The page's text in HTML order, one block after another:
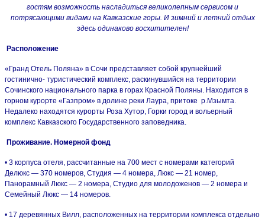
гостям возможность насладиться великолепным сервисом и
потрясающими видами на Кавказские горы. И зимний и летний отдых
здесь одинаково восхитителен!
Расположение
«Гранд Отель Поляна» в Сочи представляет собой крупнейший
гостинично- туристический комплекс, раскинувшийся на территории
Сочинского национального парка в горах Красной Поляны. Находится в
горном курорте «Газпром» в долине реки Лаура, притоке р.Мзымта.
Недалеко находятся курорты Роза Хутор, Горки город и вольерный
комплекс Кавказского Государственного заповедника.
Проживание. Номерной фонд
• 3 корпуса отеля, рассчитанные на 700 мест с номерами категорий
Делюкс — 370 номеров, Студия — 4 номера, Люкс — 21 номер,
Панорамный Люкс — 2 номера, Студио для молодоженов — 2 номера и
Семейный Люкс — 14 номеров.
• 17 деревянных Вилл, расположенных на территории комплекса отдельно